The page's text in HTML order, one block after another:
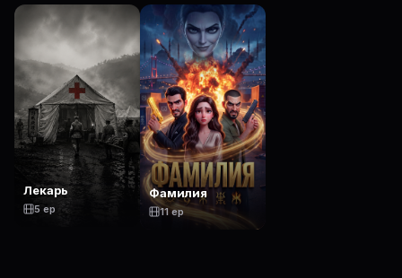
Лекарь
5 ep
Фамилия
11 ep